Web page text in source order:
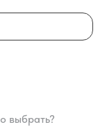
выбрать?